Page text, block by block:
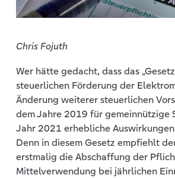
Chris Fojuth
Wer hätte gedacht, dass das
steuerlichen Förderung der
Änderung weiterer steuerlichen
dem Jahre 2019 für gemeinnützige
Jahr 2021 erhebliche
Denn in diesem Gesetz empfiehlt
erstmalig die Abschaffung der
Mittelverwendung bei jährlichen